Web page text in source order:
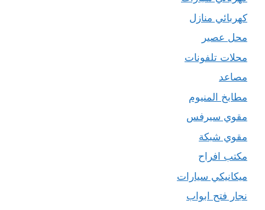
كهربائي منازل
محل عصير
محلات تلفونات
مصاعد
مطابخ المنيوم
مقوي سيرفس
مقوي شبكة
مكتب افراح
ميكانيكي سيارات
نجار فتح ابواب